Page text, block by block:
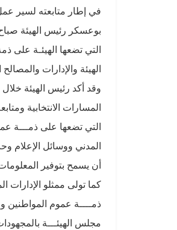
في إطار متابعته لسير
التي تضعها الهيئـة على
الهيئة والإدارات والمصالح
وقد أكد رئيس الهيئة خلال
المسارات الانتخابية
التي تضعها على ذمـــة
المدني ووسائل
أن يسمح بتوفير المعلومات
كما تولى ممثلو الإدارات
ذمــــة عموم المواطنين
مجلس الهيئـــة